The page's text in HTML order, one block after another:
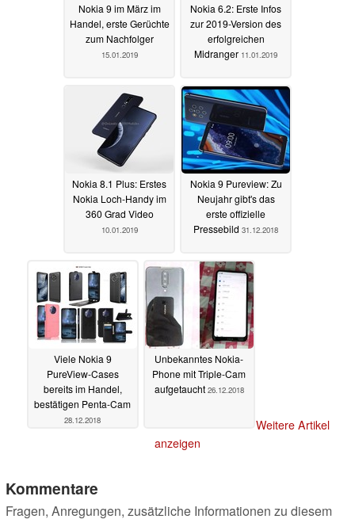
Nokia 9 im März im
Handel, erste Gerüchte
zum Nachfolger
15.01.2019
Nokia 6.2: Erste Infos
zur 2019-Version des
erfolgreichen
Midranger 11.01.2019
Nokia 8.1 Plus: Erstes
Nokia Loch-Handy im
360 Grad Video
10.01.2019
Nokia 9 Pureview: Zu
Neujahr gibt's das
erste offizielle
Pressebild 31.12.2018
Viele Nokia 9
PureView-Cases
bereits im Handel,
bestätigen Penta-Cam
28.12.2018
Unbekanntes Nokia-
Phone mit Triple-Cam
aufgetaucht 26.12.2018
Weitere Artikel
anzeigen
Kommentare
Fragen, Anregungen, zusätzliche Informationen zu diesem